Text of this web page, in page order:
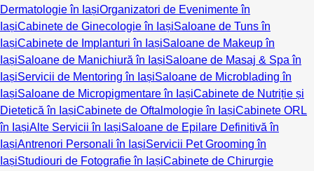
Dermatologie în IașiOrganizatori de Evenimente în
IașiCabinete de Ginecologie în IașiSaloane de Tuns în
IașiCabinete de Implanturi în IașiSaloane de Makeup în
IașiSaloane de Manichiură în IașiSaloane de Masaj & Spa în
IașiServicii de Mentoring în IașiSaloane de Microblading în
IașiSaloane de Micropigmentare în IașiCabinete de Nutriție și
Dietetică în IașiCabinete de Oftalmologie în IașiCabinete ORL
în IașiAlte Servicii în IașiSaloane de Epilare Definitivă în
IașiAntrenori Personali în IașiServicii Pet Grooming în
IașiStudiouri de Fotografie în IașiCabinete de Chirurgie